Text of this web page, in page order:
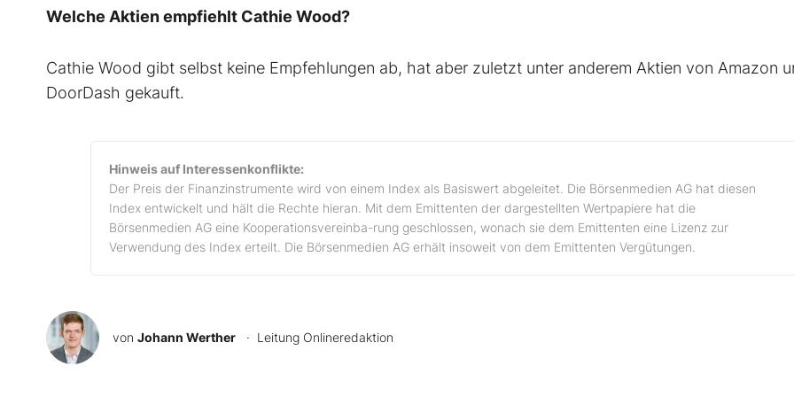
Welche Aktien empfiehlt Cathie Wood?
Cathie Wood gibt selbst keine Empfehlungen ab, hat aber zuletzt unter anderem Aktien von Amazon
DoorDash gekauft.
Hinweis auf Interessenkonflikte:
Der Preis der Finanzinstrumente wird von einem Index als Basiswert abgeleitet. Die Börsenmedien AG hat diesen
Index entwickelt und hält die Rechte hieran. Mit dem Emittenten der dargestellten Wertpapiere hat die
Börsenmedien AG eine Kooperationsvereinba-rung geschlossen, wonach sie dem Emittenten eine Lizenz zur
Verwendung des Index erteilt. Die Börsenmedien AG erhält insoweit von dem Emittenten Vergütungen.
von Johann Werther · Leitung Onlineredaktion